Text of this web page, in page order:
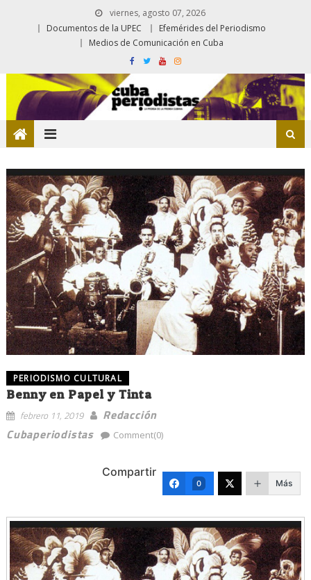
viernes, agosto 07, 2026
Documentos de la UPEC
Efemérides del Periodismo
Medios de Comunicación en Cuba
PERIODISMO CULTURAL
Benny en Papel y Tinta
febrero 11, 2019
Redacción
Cubaperiodistas
Comment(0)
Compartir
0 Más